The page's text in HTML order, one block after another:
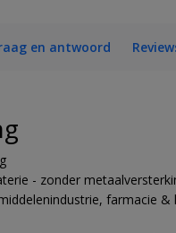
en antwoord
- zonder
farmacie &